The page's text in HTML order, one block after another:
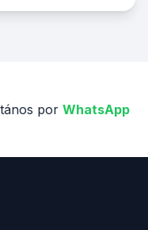
por WhatsApp